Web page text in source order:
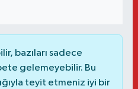
bazıları sadece
gelemeyebilir. Bu
teyit etmeniz iyi bir